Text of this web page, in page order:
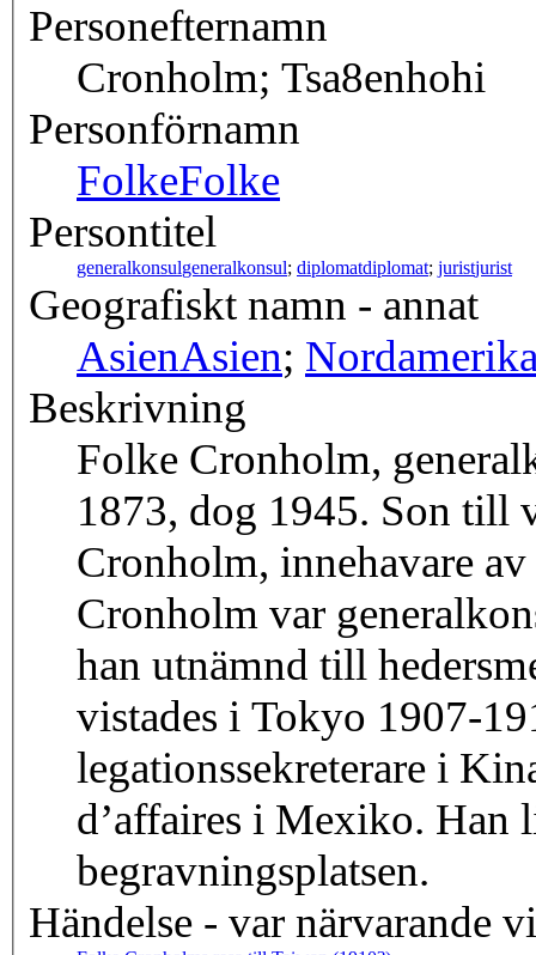
Personefternamn
Cronholm; Tsa8enhohi
Personförnamn
FolkeFolke
Persontitel
generalkonsulgeneralkonsul; diplomatdiplomat; juristjurist
Geografiskt namn - annat
AsienAsien;
Beskrivning
Folke Cronholm,
1873, dog 1945. Son till
Cronholm, innehavare
Cronholm var
han utnämnd till
vistades i Tokyo 1907-
legationssekreterare i
d’affaires i Mexiko. Han
begravningsplatsen.
Händelse - var närvarande